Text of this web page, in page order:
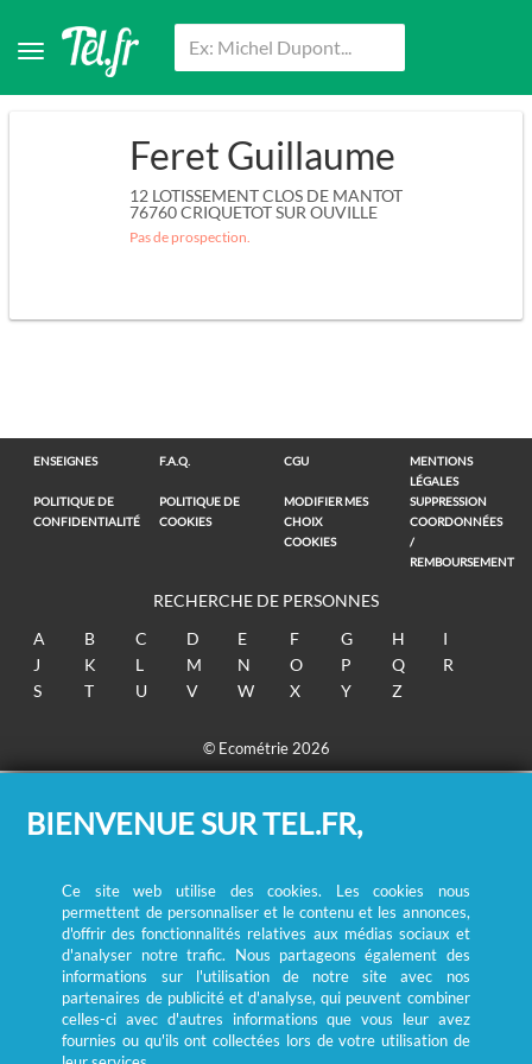
Feret Guillaume
12 LOTISSEMENT CLOS DE MANTOT
76760CRIQUETOT SUR OUVILLE
Pas de prospection.
ENSEIGNES F.A.Q. CGU
MENTIONS
LÉGALES
POLITIQUE DE
CONFIDENTIALITÉ
POLITIQUE DE
COOKIES
MODIFIER MES
CHOIX
COOKIES
SUPPRESSION
COORDONNÉES
/
REMBOURSEMENT
RECHERCHE DE PERSONNES
A
B C D E F G H
I
J
K L M N O P Q
R
S
T U V W X Y Z
© Ecométrie 2026
BIENVENUE SUR TEL.FR,
Ce site web utilise des cookies. Les cookies nous
permettent de personnaliser et le contenu et les annonces,
d'offrir des fonctionnalités relatives aux médias sociaux et
d'analyser notre trafic. Nous partageons également des
informations sur l'utilisation de notre site avec nos
partenaires de publicité et d'analyse, qui peuvent combiner
celles-ci avec d'autres informations que vous leur avez
fournies ou qu'ils ont collectées lors de votre utilisation de